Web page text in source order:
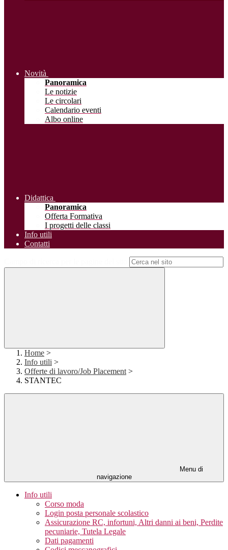
Novità
Panoramica
Le notizie
Le circolari
Calendario eventi
Albo online
Didattica
Panoramica
Offerta Formativa
I progetti delle classi
Info utili
Contatti
Home >
Info utili >
Offerte di lavoro/Job Placement >
STANTEC
Menu di
navigazione
Info utili
Corso moda
Login posta personale scolastico
Assicurazione RC, infortuni, Altri danni ai beni, Perdite
pecuniarie, Tutela Legale
Dati pagamenti